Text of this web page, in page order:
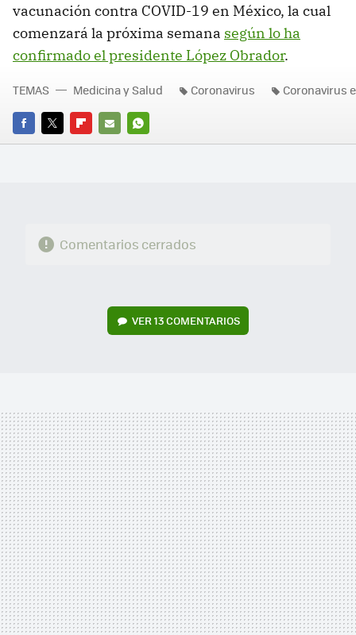
vacunación contra COVID-19 en México, la cual
comenzará la próxima semana según lo ha
confirmado el presidente López Obrador.
FACEBOOK
TWITTERFLIPBOARD
E-
WHATSAPP
TEMAS Medicina y Salud Coronavirus Coronavirus
Comentarios cerrados
VER13 COMENTARIOS